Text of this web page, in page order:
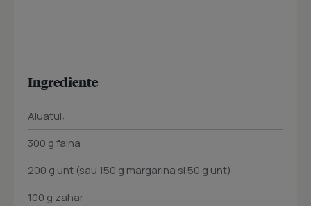
Ingrediente
Aluatul:
300 g faina
200 g unt (sau 150 g margarina si 50 g unt)
100 g zahar